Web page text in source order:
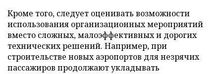
Кроме того, следует оценивать возможности
использования организационных мероприятий
вместо сложных, малоэффективных и дорогих
технических решений. Например, при
строительстве новых аэропортов для незрячих
пассажиров продолжают укладывать